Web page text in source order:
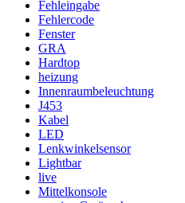
Fehleingabe
Fehlercode
Fenster
GRA
Hardtop
heizung
Innenraumbeleuchtung
J453
Kabel
LED
Lenkwinkelsensor
Lightbar
live
Mittelkonsole